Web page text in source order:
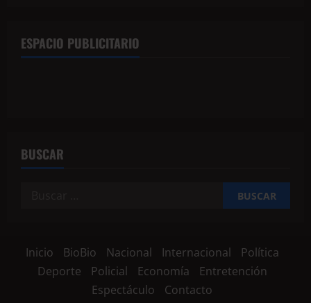
ESPACIO PUBLICITARIO
BUSCAR
Inicio BioBio Nacional Internacional
Política
Deporte
Policial Economía
Entretención
Espectáculo
Contacto